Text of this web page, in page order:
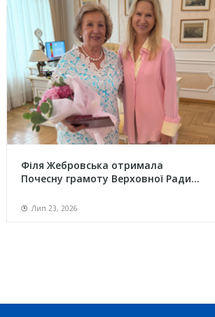
Філя Жебровська отримала
Почесну грамоту Верховної Ради...
Лип 23, 2026